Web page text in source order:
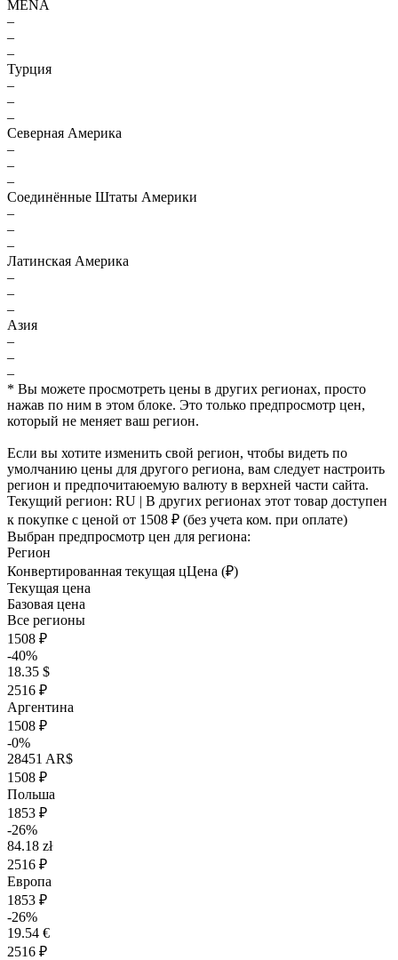
MENA
–
–
–
Турция
–
–
–
Северная Америка
–
–
–
Соединённые Штаты Америки
–
–
–
Латинская Америка
–
–
–
Азия
–
–
–
* Вы можете просмотреть цены в других регионах, просто
нажав по ним в этом блоке. Это только предпросмотр цен,
который не меняет ваш регион.
Если вы хотите изменить свой регион, чтобы видеть по
умолчанию цены для другого региона, вам следует настроить
регион и предпочитаюемую валюту в верхней части сайта.
Текущий регион: RU | В других регионах этот товар доступен
к покупке с ценой от 1508 ₽ (без учета ком. при оплате)
Выбран предпросмотр цен для региона:
Регион
Конвертированная текущая цЦена (₽)
Текущая цена
Базовая цена
Все регионы
1508 ₽
-40%
18.35 $
2516 ₽
Аргентина
1508 ₽
-0%
28451 AR$
1508 ₽
Польша
1853 ₽
-26%
84.18 zł
2516 ₽
Европа
1853 ₽
-26%
19.54 €
2516 ₽